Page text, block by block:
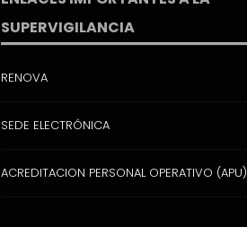
SUPERVIGILANCIA
RENOVA
SEDE ELECTRÓNICA
ACREDITACION PERSONAL OPERATIVO (APU)